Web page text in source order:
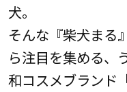
犬。
そんな『柴犬まる
ら注目を集める、
和コスメブランド